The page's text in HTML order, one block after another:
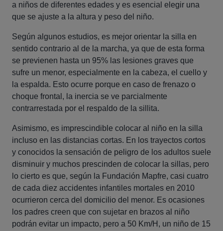
a niños de diferentes edades y es esencial elegir una
que se ajuste a la altura y peso del niño.
Según algunos estudios, es mejor orientar la silla en
sentido contrario al de la marcha, ya que de esta forma
se previenen hasta un 95% las lesiones graves que
sufre un menor, especialmente en la cabeza, el cuello y
la espalda. Esto ocurre porque en caso de frenazo o
choque frontal, la inercia se ve parcialmente
contrarrestada por el respaldo de la sillita.
Asimismo, es imprescindible colocar al niño en la silla
incluso en las distancias cortas. En los trayectos cortos
y conocidos la sensación de peligro de los adultos suele
disminuir y muchos prescinden de colocar la sillas, pero
lo cierto es que, según la Fundación Mapfre, casi cuatro
de cada diez accidentes infantiles mortales en 2010
ocurrieron cerca del domicilio del menor. Es ocasiones
los padres creen que con sujetar en brazos al niño
podrán evitar un impacto, pero a 50 Km/H, un niño de 15